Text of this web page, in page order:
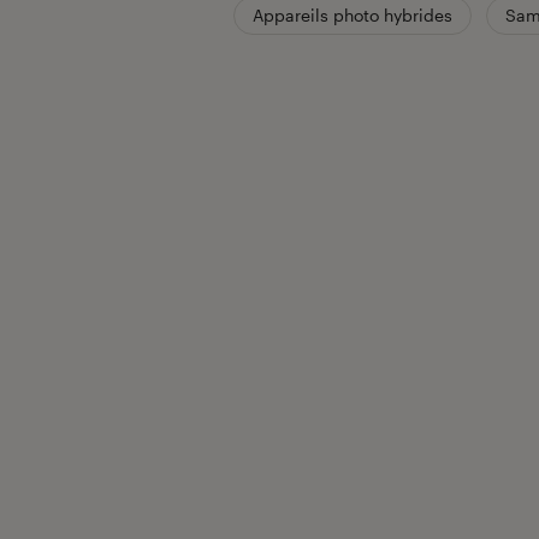
Appareils photo hybrides